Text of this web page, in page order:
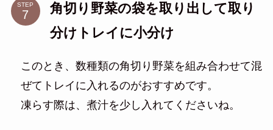
STEP
角切り野菜の袋を取り出して取り
分けトレイに小分け
このとき、数種類の角切り野菜を組み合わせて混
ぜてトレイに入れるのがおすすめです。
凍らす際は、煮汁を少し入れてくださいね。